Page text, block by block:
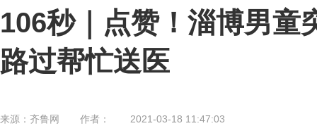
106秒｜点赞！淄博男童
路过帮忙送医
来源： 齐鲁网 作者： 2021-03-18 11:47:03